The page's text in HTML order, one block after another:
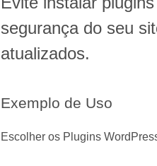
segurança do seu
atualizados.
Exemplo de Uso
Escolher os Plugins